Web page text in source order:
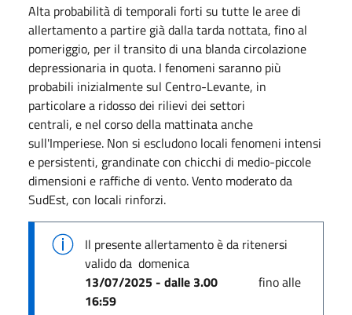
Alta probabilità di temporali forti su tutte le aree di
allertamento a partire già dalla tarda nottata, fino al
pomeriggio, per il transito di una blanda circolazione
depressionaria in quota. I fenomeni saranno più
probabili inizialmente sul Centro-Levante, in
particolare a ridosso dei rilievi dei settori
centrali, e nel corso della mattinata anche
sull'Imperiese. Non si escludono locali fenomeni intensi
e persistenti, grandinate con chicchi di medio-piccole
dimensioni e raffiche di vento. Vento moderato da
SudEst, con locali rinforzi.
Il presente allertamento è da ritenersi
validoda domenica
13/07/2025 - dalle 3.00
fino alle
16:59